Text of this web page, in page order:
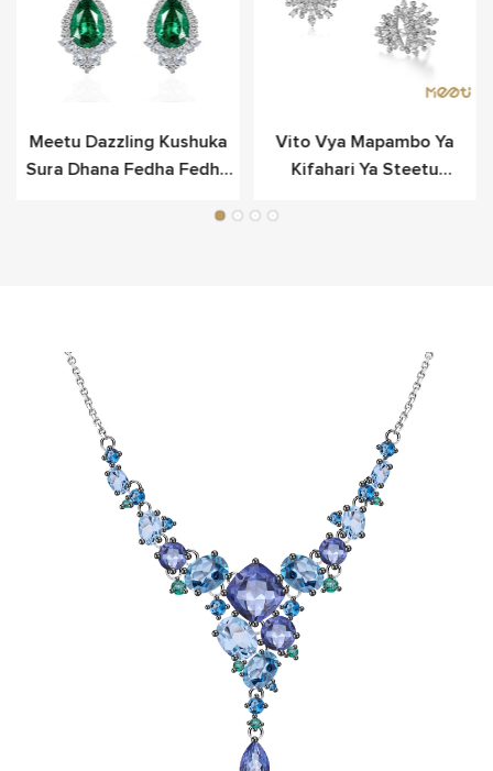
Meetu Dazzling Kushuka
Sura Dhana Fedha Fedha
Vito Vya Mapambo Ya
Kifahari Ya Steetu